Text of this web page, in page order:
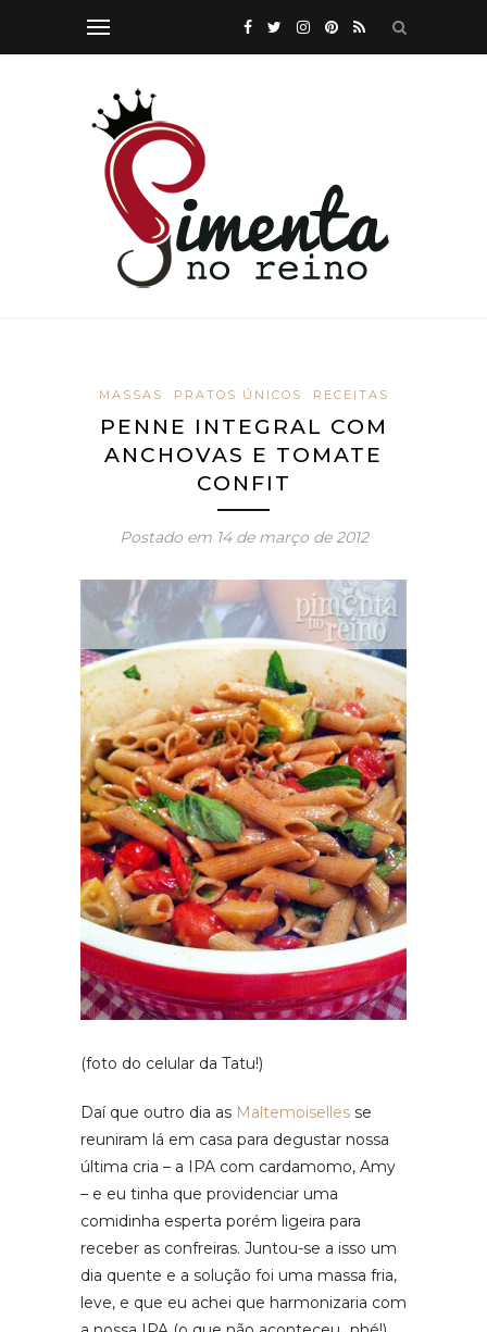
MASSAS PRATOS ÚNICOS RECEITAS
PENNE INTEGRAL COM
ANCHOVAS E TOMATE
CONFIT
Postado em 14 de março de 2012
(foto do celular da Tatu!)
Daí que outro dia as Maltemoiselles se
reuniram lá em casa para degustar nossa
última cria – a IPA com cardamomo, Amy
– e eu tinha que providenciar uma
comidinha esperta porém ligeira para
receber as confreiras. Juntou-se a isso um
dia quente e a solução foi uma massa fria,
leve, e que eu achei que harmonizaria com